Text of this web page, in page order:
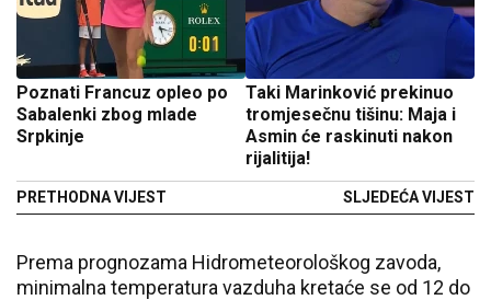
Poznati Francuz opleo po
Sabalenki zbog mlade
Srpkinje
PRETHODNA VIJEST
Taki Marinković prekinuo
tromjesečnu tišinu: Maja i
Asmin će raskinuti nakon
rijalitija!
SLJEDEĆA VIJEST
Prema prognozama Hidrometeorološkog zavoda,
minimalna temperatura vazduha kretaće se od 12 do